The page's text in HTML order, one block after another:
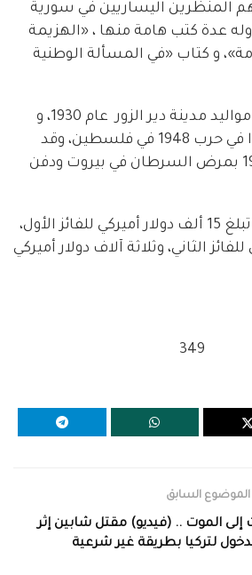
المنظرين اليساريين في سورية
عدة كتب هامة منها ، «الهزيمة
و كتاب «في المسألة الوطنية
و ياسين الحافظ من مواليد مدينة دير الزور عام 1930، و
كان من الذين شاركوا في حرب 1948 في فلسطين، وقد
توفي الحافظ عام 1978 بمرض السرطان في بيروت ودفن
يذكر أن قيمة الجائزة تبلغ 15 ألف دولار أميركي للفائز الأول،
للفائز الثاني، وثلاثة آلاف دولار أميركي
الموضوع السابق
إلى الموت .. (فيديو) مقتل شابين إثر
لتركيا بطريقة غير شرعية